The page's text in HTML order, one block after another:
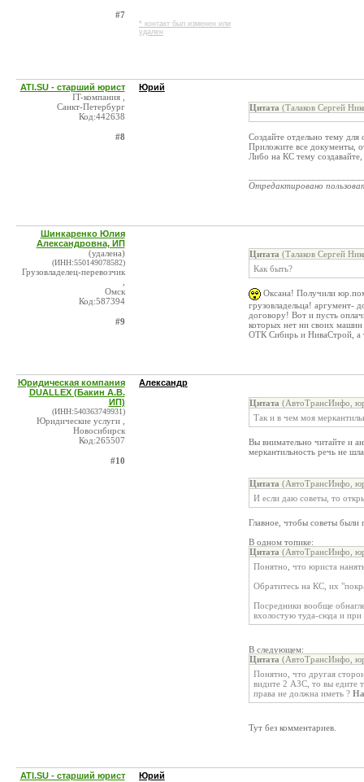
#7
* контакт был изменен или
удален
ATI.SU - старший юрист
IT-компания ,
Санкт-Петербург
Код:442638
#8
Юрий
Цитата (Талаков Сергей
Создайте отдельно тему
Приложите все документы,
Либо на КС тему
Отредактировано
Шинкаренко Юлия
Александровна, ИП
(удалена)
(ИНН:550149078582)
Грузовладелец-перевозчик
Омск
Код:587394
#9
Цитата (Талаков Сергей
Как быть?
Оксана! Получили
грузовладельца! аргумент-
договору! Вот и пусть
которых нет ни своих
ОТК Сибирь и НиваСтрой, а
Юридическая компания
DUALLEX (Бакин А.В.
ИП)
(ИНН:540363749931)
Юридические услуги ,
Новосибирск
Код:265507
#10
Александр
Цитата (АвтоТрансИнфо,
Так и в чем моя
Вы внимательно читайте и
меркантильность речь не
Цитата (АвтоТрансИнфо,
И если даю советы, то
Главное, чтобы советы были
В одном топике:
Цитата (АвтоТрансИнфо,
Понятно, что юриста
Обратитесь на КС, их
Посредники вообще
вхолостую туда-сюда и
В следующем:
Цитата (АвтоТрансИнфо,
Понятно, что другая
видите 2 АЗС, то вы едите
права не должна иметь ?
Тут без комментариев.
ATI.SU - старший юрист
Юрий